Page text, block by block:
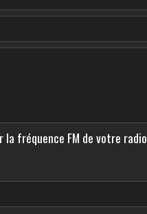
la fréquence FM de votre radio